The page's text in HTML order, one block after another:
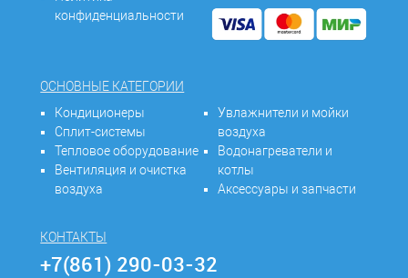
конфиденциальности
ОСНОВНЫЕ КАТЕГОРИИ
Кондиционеры
Сплит-системы
Тепловое оборудование
Вентиляция и очистка
воздуха
Увлажнители и мойки
воздуха
Водонагреватели и
котлы
Аксессуары и запчасти
КОНТАКТЫ
+7(861) 290-03-32